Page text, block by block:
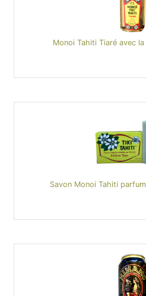
Monoi Tahiti Tiaré avec
Savon Monoi Tahiti